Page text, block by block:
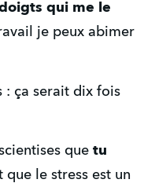
qui me le
je peux abimer
: ça serait dix fois
que tu
que le stress est un